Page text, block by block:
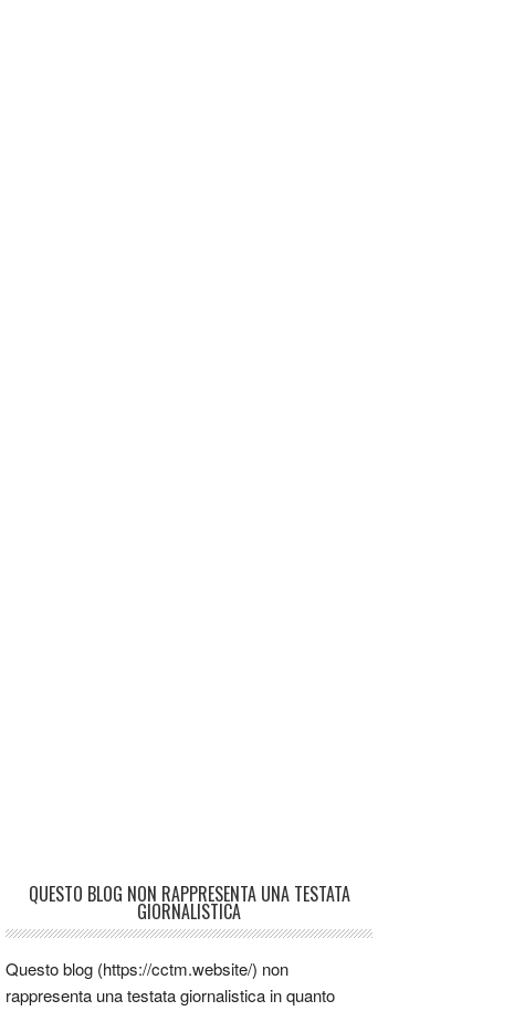
QUESTO BLOG NON RAPPRESENTA UNA TESTATA
GIORNALISTICA
Questo blog (https://cctm.website/) non
rappresenta una testata giornalistica in quanto